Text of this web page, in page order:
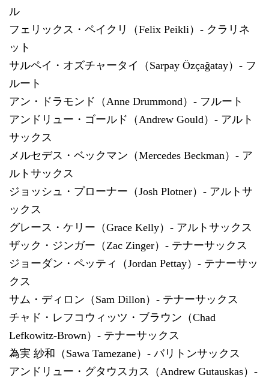
ル
フェリックス・ペイクリ（Felix Peikli）- クラリネ
ット
サルペイ・オズチャータイ（Sarpay Özçağatay）- フ
ルート
アン・ドラモンド（Anne Drummond）- フルート
アンドリュー・ゴールド（Andrew Gould）- アルト
サックス
メルセデス・ベックマン（Mercedes Beckman）- ア
ルトサックス
ジョッシュ・プローナー（Josh Plotner）- アルトサ
ックス
グレース・ケリー（Grace Kelly）- アルトサックス
ザック・ジンガー（Zac Zinger）- テナーサックス
ジョーダン・ペッティ（Jordan Pettay）- テナーサッ
クス
サム・ディロン（Sam Dillon）- テナーサックス
チャド・レフコウィッツ・ブラウン（Chad
Lefkowitz-Brown）- テナーサックス
為実 紗和（Sawa Tamezane）- バリトンサックス
アンドリュー・グタウスカス（Andrew Gutauskas）-